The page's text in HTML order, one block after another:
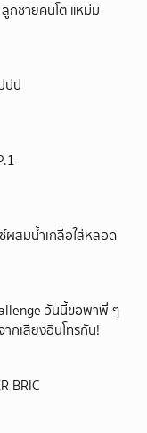
กชายคนโต แหม่ม
ปป
ผสมน้ำเกลือใส่หลอด
วันนี้ขอพาพี่ ๆ
กเสียงอินโทรกัน!
BRIC